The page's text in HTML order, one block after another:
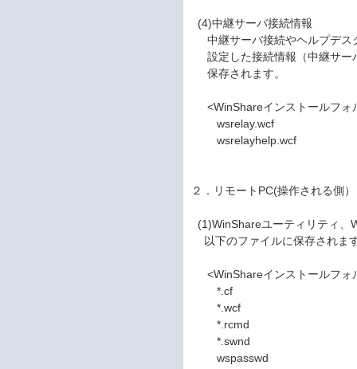
(4)中継サーバ接続情報
中継サーバ接続やヘルプデス
設定した接続情報（中継サー
保存されます。
<WinShareインストールフォ
wsrelay.wcf
wsrelayhelp.wcf
２．リモートPC(操作される側）
(1)WinShareユーティリティ、
以下のファイルに保存されま
<WinShareインストールフォ
*.cf
*.wcf
*.rcmd
*.swnd
wspasswd